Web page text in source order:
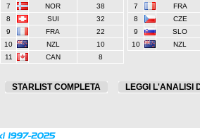
7
NOR
38
8
SUI
32
9
FRA
22
10
NZL
10
11
CAN 8
7
FRA
8
CZE
9
SLO
10
NZL
STARLIST COMPLETA LEGGI L'ANALISI